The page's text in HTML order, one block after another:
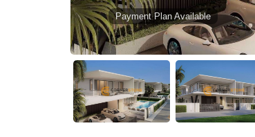
Payment Plan Available